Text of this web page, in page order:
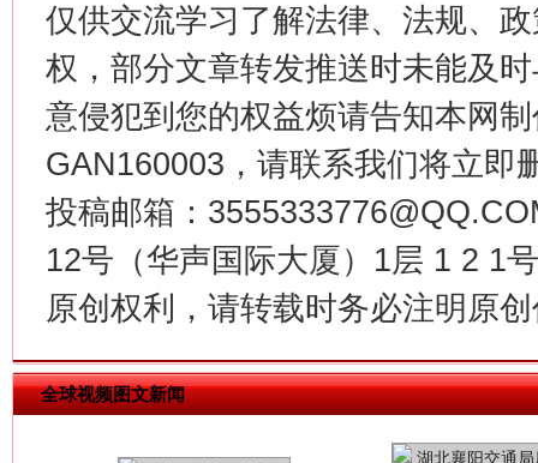
仅供交流学习了解法律、法规、
权，部分文章转发推送时未能及
意侵犯到您的权益烦请告知本网
GAN160003，请联系我们将立即
投稿邮箱：
12号（华声国际大厦）1层 1 2 1
原创权利，请转载时务必注明原
全球视频图文新闻
在谋一域中谋全局
今
魏明亮